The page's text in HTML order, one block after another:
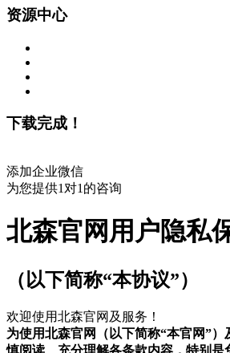
资源中心
下载完成！
添加企业微信
为您提供1对1的咨询
北森官网用户隐私
（以下简称“本协议”）
欢迎使用北森官网及服务！
为使用北森官网（以下简称“本官网”
慎阅读、充分理解各条款内容，特别是